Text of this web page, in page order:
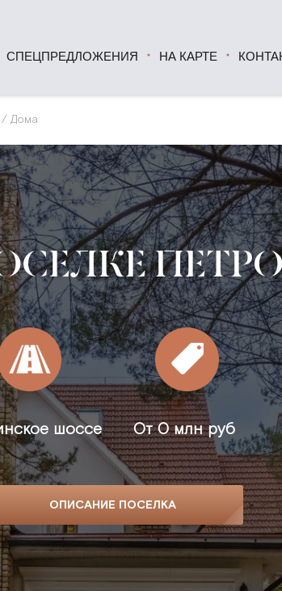
СПЕЦПРЕДЛОЖЕНИЯ НА КАРТЕ
Дома
шоссе От0 млн руб
ОПИСАНИЕ ПОСЕЛКА